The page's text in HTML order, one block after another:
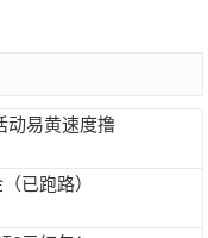
动易黄速度撸
已跑路）